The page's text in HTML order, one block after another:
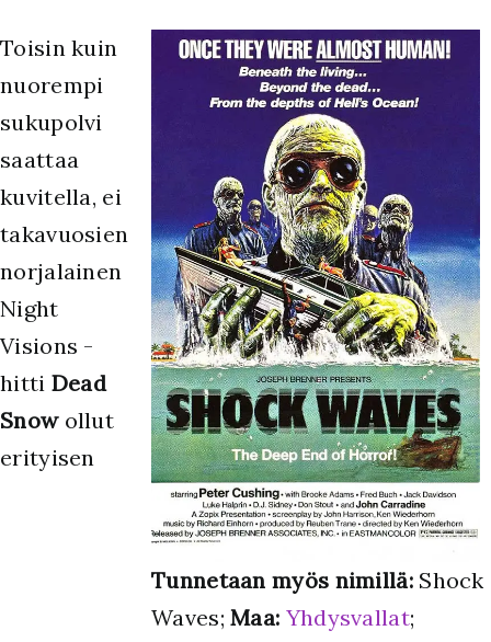
Tunnetaan myös nimillä: Shock
Waves;Maa: Yhdysvallat;
Toisin kuin
nuorempi
sukupolvi
saattaa
kuvitella, ei
takavuosien
norjalainen
Night
Visions -
hitti Dead
Snowollut
erityisen